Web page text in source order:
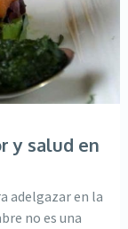
y salud en
adelgazar en la
no es una